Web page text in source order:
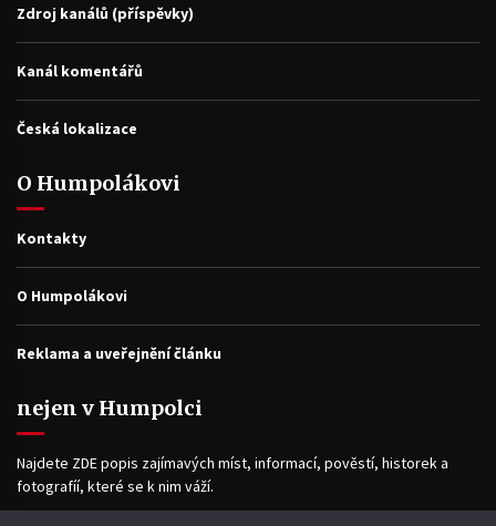
Zdroj kanálů (příspěvky)
Kanál komentářů
Česká lokalizace
O Humpolákovi
Kontakty
O Humpolákovi
Reklama a uveřejnění článku
nejen v Humpolci
Najdete ZDE popis zajímavých míst, informací, pověstí, historek a
fotografíí, které se k nim váží.